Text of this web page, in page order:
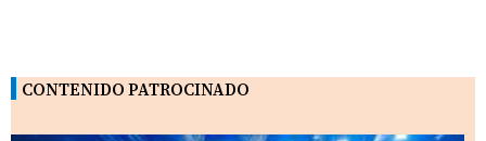
CONTENIDO PATROCINADO